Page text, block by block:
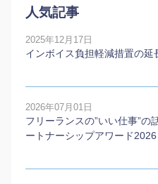
人気記事
2025年12月17日
インボイス負担軽減措置の
2026年07月01日
フリーランスの”いい仕事”
ートナーシップアワード2026